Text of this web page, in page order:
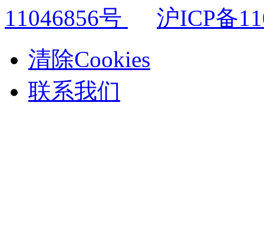
11046856号
沪ICP备
清除Cookies
联系我们